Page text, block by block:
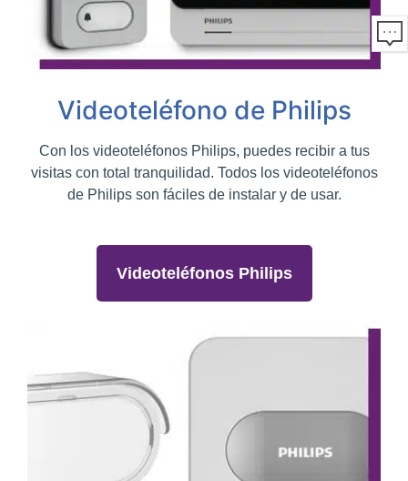
Videoteléfono de Philips
Con los videoteléfonos Philips, puedes recibir a tus
visitas con total tranquilidad. Todos los videoteléfonos
de Philips son fáciles de instalar y de usar.
Videoteléfonos Philips